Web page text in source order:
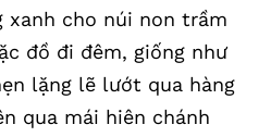
cho núi non trầm
đồ đi đêm, giống như
lặng lẽ lướt qua hàng
qua mái hiên chánh